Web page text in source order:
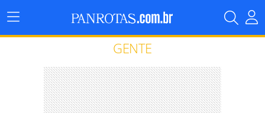
Menu
Principal
GENTE